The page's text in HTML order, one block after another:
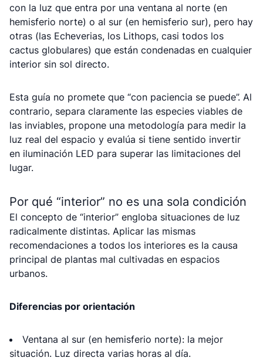
con la luz que entra por una ventana al norte (en
hemisferio norte) o al sur (en hemisferio sur), pero hay
otras (las Echeverias, los Lithops, casi todos los
cactus globulares) que están condenadas en cualquier
interior sin sol directo.
Esta guía no promete que “con paciencia se puede”. Al
contrario, separa claramente las especies viables de
las inviables, propone una metodología para medir la
luz real del espacio y evalúa si tiene sentido invertir
en iluminación LED para superar las limitaciones del
lugar.
Por qué “interior” no es una sola condición
El concepto de “interior” engloba situaciones de luz
radicalmente distintas. Aplicar las mismas
recomendaciones a todos los interiores es la causa
principal de plantas mal cultivadas en espacios
urbanos.
Diferencias por orientación
Ventana al sur (en hemisferio norte): la mejor
situación. Luz directa varias horas al día.